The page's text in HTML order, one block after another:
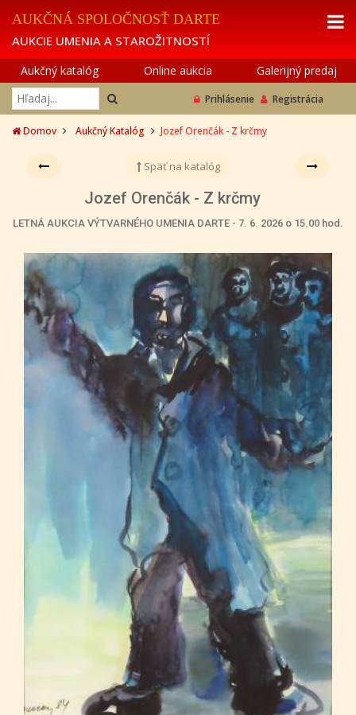
AUKČNÁ SPOLOČNOSŤ DARTE
AUKCIE UMENIA A STAROŽITNOSTÍ
Aukčný katalóg Online aukcia Galerijný predaj
Prihlásenie Registrácia
Domov Aukčný Katalóg Jozef Orenčák - Z krčmy
Späť na katalóg
Jozef Orenčák - Z krčmy
LETNÁ AUKCIA VÝTVARNÉHO UMENIA DARTE - 7. 6. 2026 o 15.00 hod.